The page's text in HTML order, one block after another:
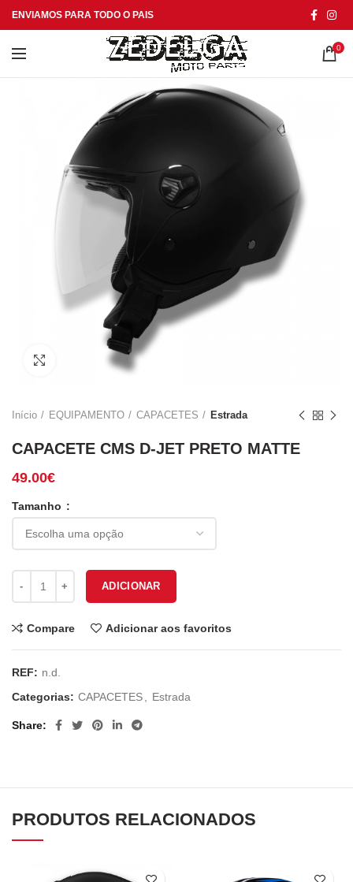
ENVIAMOS PARA TODO O PAIS
0
Início EQUIPAMENTO CAPACETES Estrada
CAPACETE CMS D-JET PRETO MATTE
49.00€
Tamanho
ADICIONAR
Compare Adicionar aos favoritos
REF: n.d.
Categorias: CAPACETES Estrada
Share
PRODUTOS RELACIONADOS